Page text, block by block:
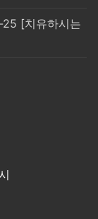
[치유하시는